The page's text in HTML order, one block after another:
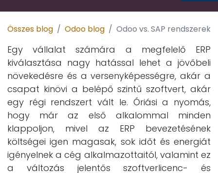
Összes blog Odoo blog Odoo vs. SAP rendszerek
Egy vállalat számára a megfelelő ERP
kiválasztása nagy hatással lehet a jövőbeli
növekedésre és a versenyképességre,akár a
csapat kinövi a belépő szintű szoftvert, akár
egy régi rendszert vált le. Óriási a nyomás,
hogy már az első alkalommal minden
klappoljon, mivel az ERP bevezetésének
költségei igen magasak, sok időt és energiát
igényelnek a cég alkalmazottaitól, valamint ez
a változás jelentős szoftverlicenc- és